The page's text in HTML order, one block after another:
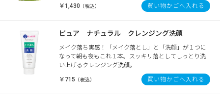
￥1,430 （税込） 買い物かごへ入れる
ピュア ナチュラル クレンジング洗顔
メイク落ち実感！「メイク落とし」と「洗顔」が１つに
なって朝も夜もこれ１本。スッキリ落としてしっとり洗
い上げるクレンジング洗顔。
￥715 （税込） 買い物かごへ入れる